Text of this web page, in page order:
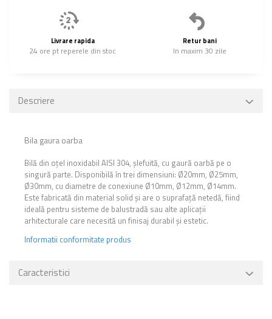
Livrare rapida
24 ore pt reperele din stoc
Retur bani
In maxim 30 zile
Descriere
Bila gaura oarba
Bilă din oțel inoxidabil AISI 304, șlefuită, cu gaură oarbă pe o
singură parte. Disponibilă în trei dimensiuni: Ø20mm, Ø25mm,
Ø30mm, cu diametre de conexiune Ø10mm, Ø12mm, Ø14mm.
Este fabricată din material solid și are o suprafață netedă, fiind
ideală pentru sisteme de balustradă sau alte aplicații
arhitecturale care necesită un finisaj durabil și estetic.
Informatii conformitate produs
Caracteristici